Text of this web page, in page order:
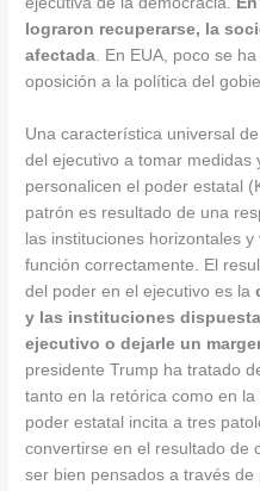
lograron recuperarse, la
afectada. En EUA, poco se
oposición a la política del
Una característica universal
del ejecutivo a tomar medidas
personalicen el poder estatal
patrón es resultado de una
las instituciones horizontales
función correctamente. El
del poder en el ejecutivo es la
y las instituciones
ejecutivo o dejarle un
presidente Trump ha tratado
tanto en la retórica como en
poder estatal incita a tres
convertirse en el resultado de
ser bien pensados a través